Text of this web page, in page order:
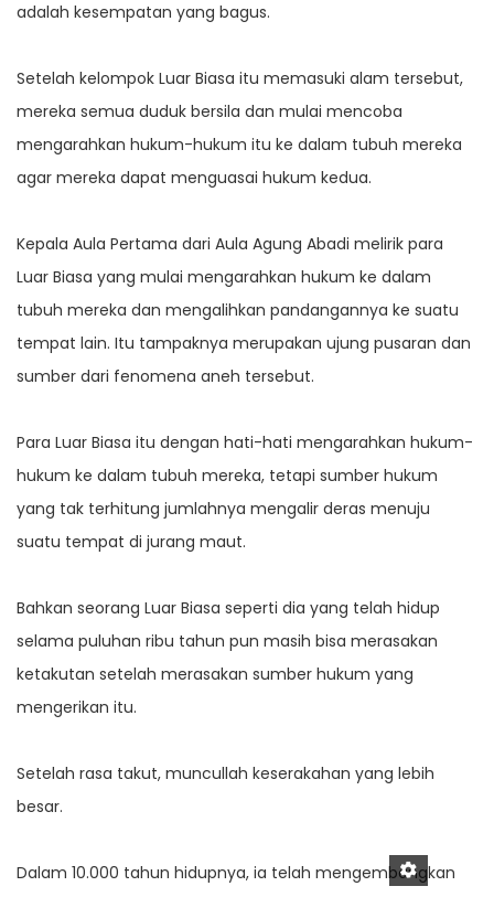
adalah kesempatan yang bagus.
Setelah kelompok Luar Biasa itu memasuki alam tersebut,
mereka semua duduk bersila dan mulai mencoba
mengarahkan hukum-hukum itu ke dalam tubuh mereka
agar mereka dapat menguasai hukum kedua.
Kepala Aula Pertama dari Aula Agung Abadi melirik para
Luar Biasa yang mulai mengarahkan hukum ke dalam
tubuh mereka dan mengalihkan pandangannya ke suatu
tempat lain. Itu tampaknya merupakan ujung pusaran dan
sumber dari fenomena aneh tersebut.
Para Luar Biasa itu dengan hati-hati mengarahkan hukum-
hukum ke dalam tubuh mereka, tetapi sumber hukum
yang tak terhitung jumlahnya mengalir deras menuju
suatu tempat di jurang maut.
Bahkan seorang Luar Biasa seperti dia yang telah hidup
selama puluhan ribu tahun pun masih bisa merasakan
ketakutan setelah merasakan sumber hukum yang
mengerikan itu.
Setelah rasa takut, muncullah keserakahan yang lebih
besar.
Dalam 10.000 tahun hidupnya, ia telah mengembangkan